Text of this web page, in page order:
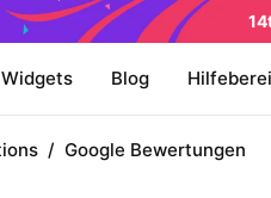
Widgets Blog
/ Google Bewertungen